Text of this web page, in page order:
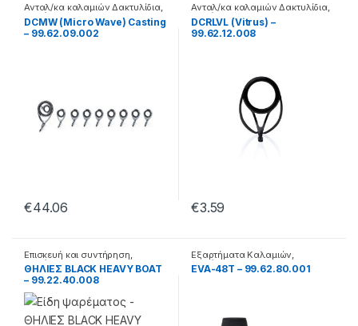
Ανταλ/κα καλαμιών Δακτυλίδια
Καλάμια
DCMW (Micro Wave) Casting
– 99.62.09.002
€44.06
Ανταλ/κα καλαμιών Δακτυλίδια
Καλάμια
DCRLVL (Vitrus) –
99.62.12.008
€3.59
Επισκευή και συντήρηση
Καλάμια
ΘΗΛΙΕΣ BLACK HEAVY BOAT
– 99.22.40.008
Εξαρτήματα Καλαμιών
Καλάμια
EVA-48T – 99.62.80.001